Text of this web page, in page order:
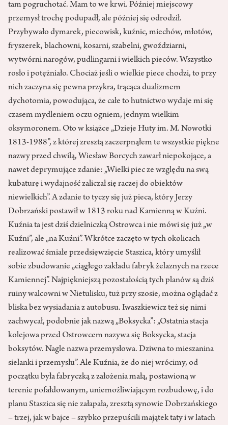
tam pogruchotać. Mam to we krwi. Później miejscowy
przemysł trochę podupadł, ale później się odrodził.
Przybywało dymarek, piecowisk, kuźnic, miechów, młotów,
fryszerek, blachowni, kosarni, szabelni, gwoździarni,
wytwórni narogów, pudlingarni i wielkich pieców. Wszystko
rosło i potężniało. Chociaż jeśli o wielkie piece chodzi, to przy
nich zaczyna się pewna przykra, trącąca dualizmem
dychotomia, powodująca, że całe to hutnictwo wydaje mi się
czasem mydleniem oczu ogniem, jednym wielkim
oksymoronem. Oto w książce „Dzieje Huty im. M. Nowotki
1813-1988”, z której zresztą zaczerpnąłem te wszystkie piękne
nazwy przed chwilą, Wiesław Borcych zawarł niepokojące, a
nawet deprymujące zdanie: „Wielki piec ze względu na swą
kubaturę i wydajność zaliczał się raczej do obiektów
niewielkich”. A zdanie to tyczy się już pieca, który Jerzy
Dobrzański postawił w 1813 roku nad Kamienną w Kuźni.
Kuźnia ta jest dziś dzielniczką Ostrowca i nie mówi się już „w
Kuźni”, ale „na Kuźni”. Wkrótce zaczęto w tych okolicach
realizować śmiałe przedsięwzięcie Staszica, który umyślił
sobie zbudowanie „ciągłego zakładu fabryk żelaznych na rzece
Kamiennej”. Najpiękniejszą pozostałością tych planów są dziś
ruiny walcowni w Nietulisku, tuż przy szosie, można oglądać z
bliska bez wysiadania z autobusu. Iwaszkiewicz też się nimi
zachwycał, podobnie jak nazwą „Boksycka”: „Ostatnia stacja
kolejowa przed Ostrowcem nazywa się Boksycka, stacja
boksytów. Nagle nazwa przemysłowa. Dziwna to mieszanina
sielanki i przemysłu”. Ale Kuźnia, że do niej wrócimy, od
początku była fabryczką z założenia małą, postawioną w
terenie pofałdowanym, uniemożliwiającym rozbudowę, i do
planu Staszica się nie załapała, zresztą synowie Dobrzańskiego
– trzej, jak w bajce – szybko przepuścili majątek taty i w latach